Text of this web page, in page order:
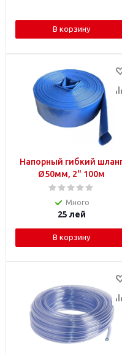
В корзину
Напорный гибкий
Ø50мм, 2" 100м
Много
25 лей
В корзину